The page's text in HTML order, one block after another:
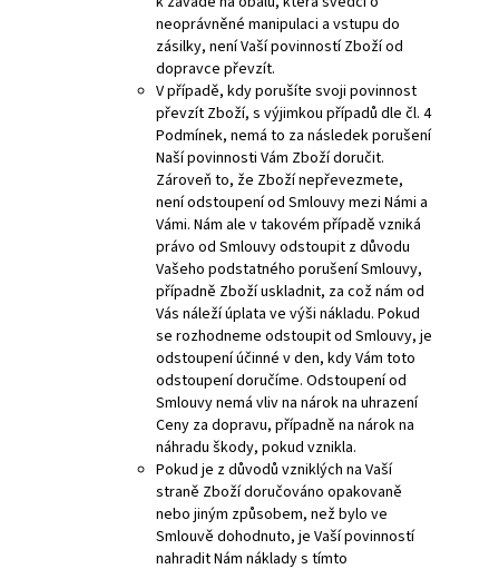
neoprávněné manipulaci a vstupu do
zásilky, není Vaší povinností Zboží od
dopravce převzít.
V případě, kdy porušíte svoji povinnost
převzít Zboží, s výjimkou případů dle čl. 4
Podmínek, nemá to za následek porušení
Naší povinnosti Vám Zboží doručit.
Zároveň to, že Zboží nepřevezmete,
není odstoupení od Smlouvy mezi Námi a
Vámi. Nám ale v takovém případě vzniká
právo od Smlouvy odstoupit z důvodu
Vašeho podstatného porušení Smlouvy,
případně Zboží uskladnit, za což nám od
Vás náleží úplata ve výši nákladu. Pokud
se rozhodneme odstoupit od Smlouvy, je
odstoupení účinné v den, kdy Vám toto
odstoupení doručíme. Odstoupení od
Smlouvy nemá vliv na nárok na uhrazení
Ceny za dopravu, případně na nárok na
náhradu škody, pokud vznikla.
Pokud je z důvodů vzniklých na Vaší
straně Zboží doručováno opakovaně
nebo jiným způsobem, než bylo ve
Smlouvě dohodnuto, je Vaší povinností
nahradit Nám náklady s tímto